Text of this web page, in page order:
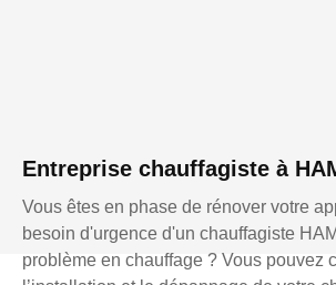
Entreprise chauffagiste à
Vous êtes en phase de rénover votre
besoin d'urgence d'un chauffagiste
problème en chauffage ? Vous pouvez